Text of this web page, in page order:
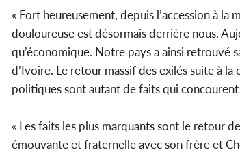
« Fort heureusement, depuis l’accession à
douloureuse est désormais derrière nous.
qu’économique. Notre pays a ainsi retrouvé
d’Ivoire. Le retour massif des exilés suite à
politiques sont autant de faits qui concourent
« Les faits les plus marquants sont le retour
émouvante et fraternelle avec son frère et